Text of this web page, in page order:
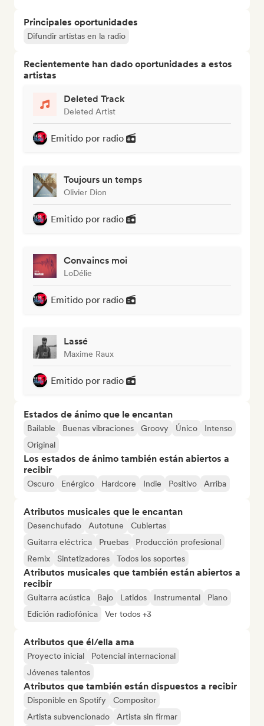
Principales oportunidades
Difundir artistas en la radio
Recientemente han dado oportunidades a estos
artistas
Deleted Track
Deleted Artist
Emitido por radio
Toujours un temps
Olivier Dion
Emitido por radio
Convaincs moi
LoDélie
Emitido por radio
Lassé
Maxime Raux
Emitido por radio
Estados de ánimo que le encantan
Bailable Buenas vibraciones Groovy Único
Intenso
Original
Los estados de ánimo también están abiertos a
recibir
Oscuro Enérgico Hardcore Indie Positivo Arriba
Atributos musicales que le encantan
Desenchufado Autotune
Cubiertas
Guitarra eléctrica
Pruebas
Producción profesional
Remix
Sintetizadores Todos los soportes
Atributos musicales que también están abiertos a
recibir
Guitarra acústica Bajo Latidos Instrumental
Piano
Edición radiofónica
Ver todos +3
Atributos que él/ella ama
Proyecto inicial
Potencial internacional
Jóvenes talentos
Atributos que también están dispuestos a recibir
Disponible en Spotify
Compositor
Artista subvencionado
Artista sin firmar